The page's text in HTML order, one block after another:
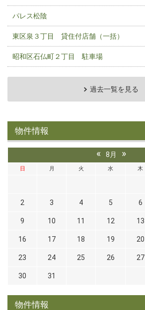
パレス松陰
東区泉３丁目 貸住付店舗（一括）
昭和区石仏町２丁目 駐車場
過去一覧を見る
物件情報
« 8月 »
日 月 火 水 木
2 3 4 5 6
9 10 11 12 13
16 17 18 19 20
23 24 25 26 27
30 31
物件情報